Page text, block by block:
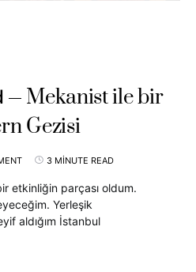
Mekanist ile bir
Gezisi
3 MINUTE READ
etkinliğin parçası oldum.
Yerleşik
aldığım İstanbul